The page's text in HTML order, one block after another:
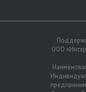
ООО